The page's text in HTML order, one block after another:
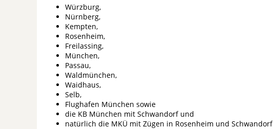
Würzburg,
Nürnberg,
Kempten,
Rosenheim,
Freilassing,
München,
Passau,
Waldmünchen,
Waidhaus,
Selb,
Flughafen München sowie
die KB München mit Schwandorf und
natürlich die MKÜ mit Zügen in Rosenheim und Schwandorf